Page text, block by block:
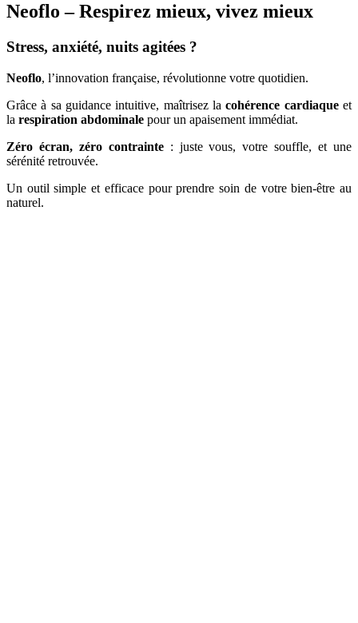
Neoflo – Respirez mieux, vivez mieux
Stress, anxiété, nuits agitées ?
Neoflo, l’innovation française, révolutionne votre quotidien.
Grâce à sa guidance intuitive, maîtrisez lacohérence cardiaqueet
la respiration abdominale pour un apaisement immédiat.
Zéro écran, zéro contrainte: juste vous, votre souffle, et une
sérénité retrouvée.
Un outil simple et efficace pour prendre soin de votre bien-être au
naturel.